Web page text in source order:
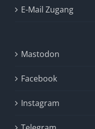
E-Mail Zugang
Mastodon
Facebook
Instagram